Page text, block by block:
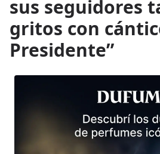
sus seguidores
gritos con
Presidente”